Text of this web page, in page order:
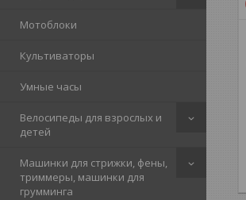
Мотоблоки
Культиваторы
Умные часы
Велосипеды для взрослых и
детей
Машинки для стрижки, фены,
триммеры, машинки для
грумминга